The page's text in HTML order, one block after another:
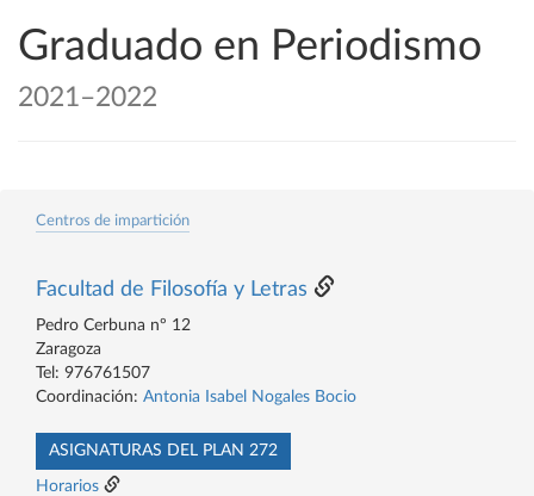
Graduado en Periodismo
2021–2022
Centros de impartición
Facultad de Filosofía y Letras
Pedro Cerbuna nº 12
Zaragoza
Tel: 976761507
Coordinación: Antonia Isabel Nogales Bocio
ASIGNATURAS DEL PLAN 272
Horarios